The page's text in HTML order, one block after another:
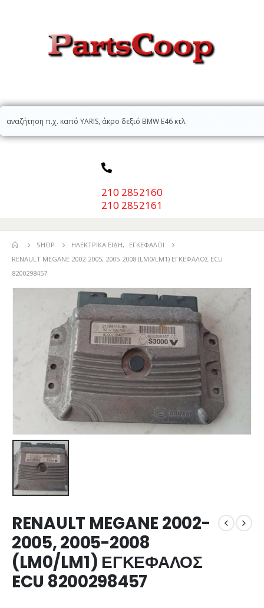
210 2852160
210 2852161
SHOP ΗΛΕΚΤΡΙΚΆ ΕΊΔΗ,
ΕΓΚΈΦΑΛΟΙ
RENAULT MEGANE 2002-2005, 2005-2008 (LM0/LM1) ΕΓΚΕΦΑΛΟΣ ECU
8200298457
RENAULT MEGANE 2002-
2005, 2005-2008
(LM0/LM1) ΕΓΚΕΦΑΛΟΣ
ECU 8200298457